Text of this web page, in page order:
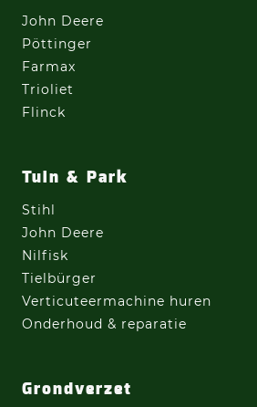
John Deere
Pöttinger
Farmax
Trioliet
Flinck
Tuin & Park
Stihl
John Deere
Nilfisk
Tielbürger
Verticuteermachine huren
Onderhoud & reparatie
Grondverzet